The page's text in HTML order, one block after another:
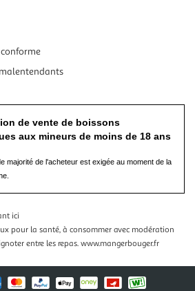
de vente de boissons
aux mineurs de moins de 18 ans
majorité de l'acheteur est exigée au moment de la
ici
pour la santé, à consommer avec modération
entre les repas. www.mangerbouger.fr